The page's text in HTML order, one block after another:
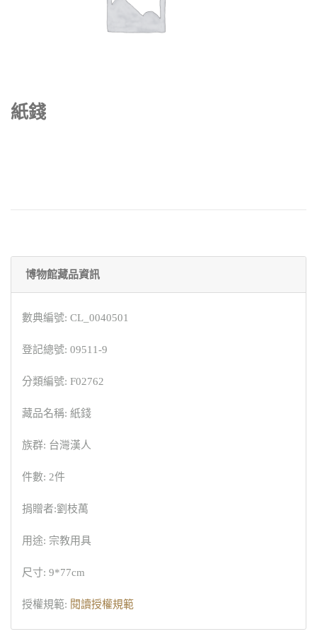
紙錢
博物館藏品資訊
數典編號: CL_0040501
登記總號: 09511-9
分類編號: F02762
藏品名稱: 紙錢
族群: 台灣漢人
件數: 2件
捐贈者:劉枝萬
用途: 宗教用具
尺寸: 9*77cm
授權規範: 閱讀授權規範